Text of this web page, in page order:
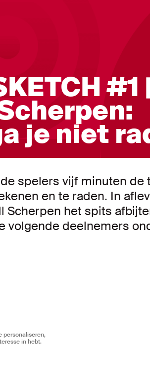
#1
je niet
spelers vijf minuten de
en te raden. In
Scherpen het spits
volgende deelnemers
personaliseren,
in hebt.